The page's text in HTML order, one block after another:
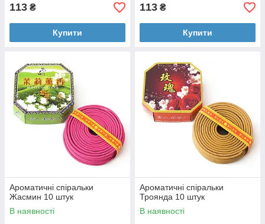
113 ₴
Купити
113 ₴
Купити
Ароматичні спіральки
Жасмин 10 штук
В наявності
Ароматичні спіральки
Троянда 10 штук
В наявності